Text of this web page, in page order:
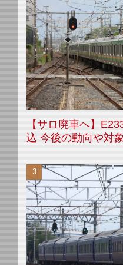
【サロ廃車へ】
込 今後の動向や対